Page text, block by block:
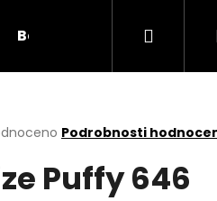
Bambule Háčky
Hledat
Podrobnosti
Puffy 646